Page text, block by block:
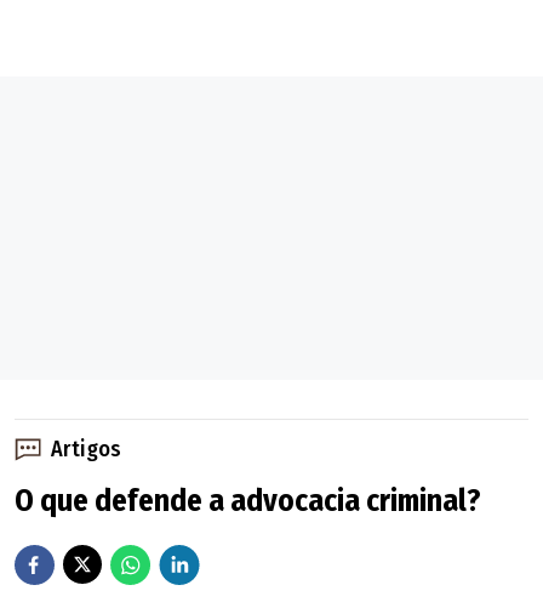
Artigos
O que defende a advocacia criminal?